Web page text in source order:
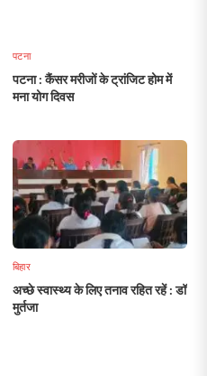
पटना
पटना : कैंसर मरीजों के ट्रांजिट होम में
मना योग दिवस
बिहार
अच्छे स्वास्थ्य के लिए तनाव रहित रहें : डॉ
मुर्तजा